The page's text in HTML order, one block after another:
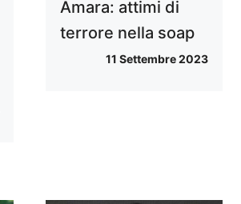
Amara: attimi di
terrore nella soap
11 Settembre 2023